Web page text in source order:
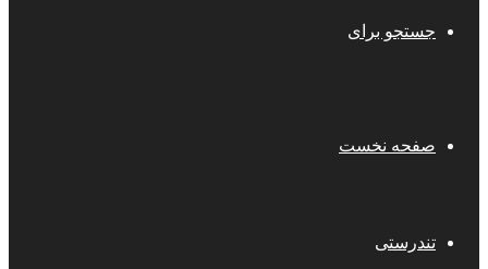
جستجو برای
صفحه نخست
تندرستی